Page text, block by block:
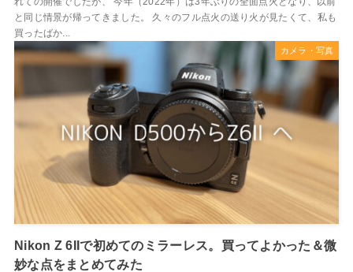
と同じ情景が帰ってきました。 久々のフル点火の送り火が見たくて、私も
買ったばか...
カメラ・写真
Nikon Z 6IIで初めてのミラーレス。買ってよかった＆微
妙な点をまとめてみた